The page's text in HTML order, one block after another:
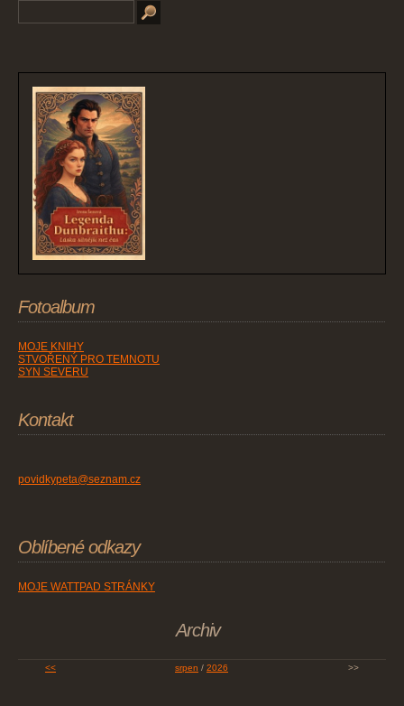
Fotoalbum
MOJE KNIHY
STVOŘENÝ PRO TEMNOTU
SYN SEVERU
Kontakt
povidkypeta@seznam.cz
Oblíbené odkazy
MOJE WATTPAD STRÁNKY
Archiv
<< srpen / 2026 >>